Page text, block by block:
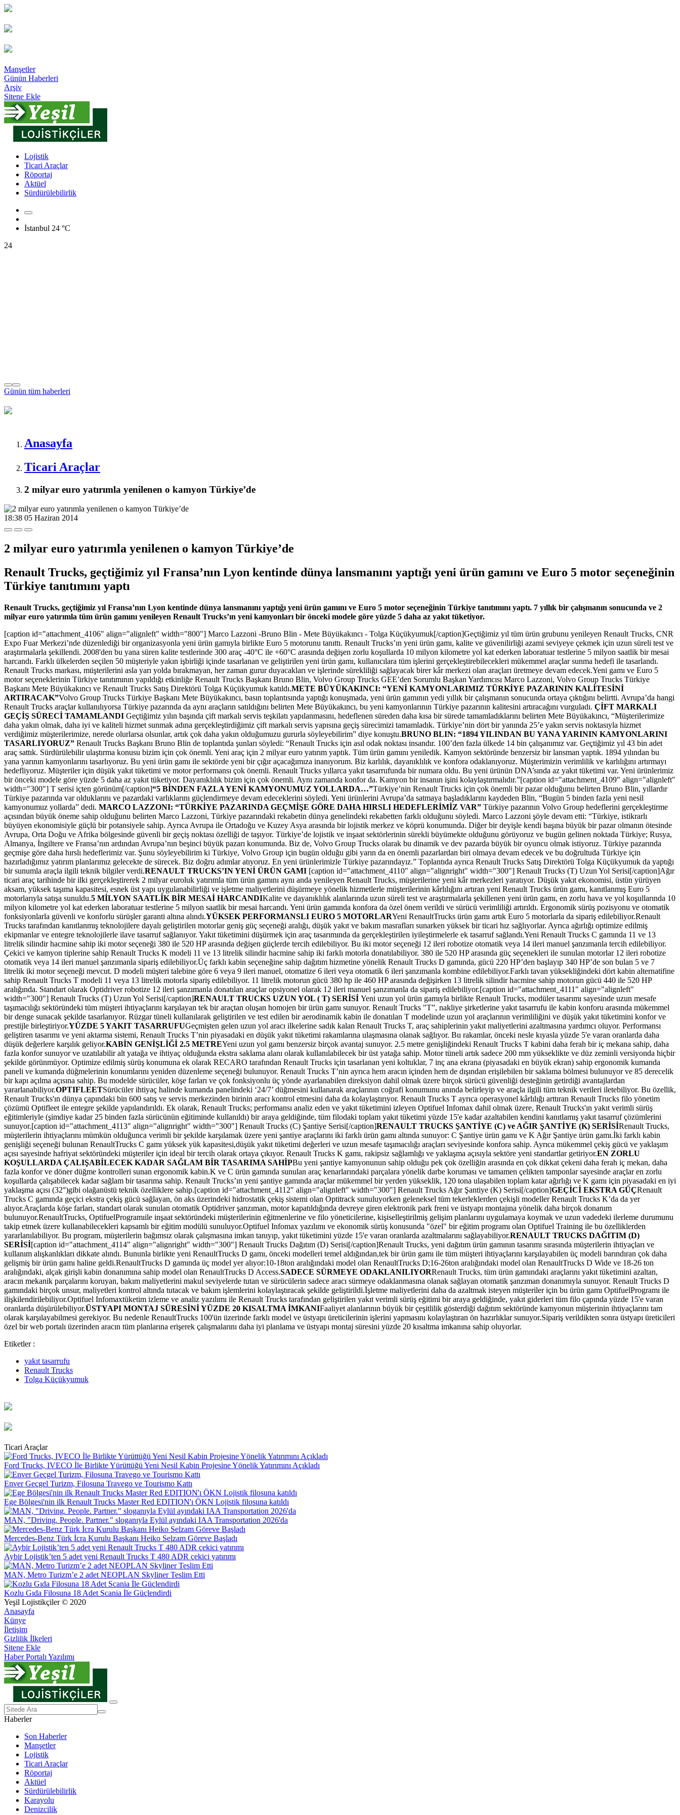
Manşetler
Günün Haberleri
Arşiv
Sitene Ekle
Lojistik
Ticari Araçlar
Röportaj
Aktüel
Sürdürülebilirlik
İstanbul 24 °C
24
Günün tüm haberleri
Anasayfa
Ticari Araçlar
2 milyar euro yatırımla yenilenen o kamyon Türkiye’de
18:38 05 Haziran 2014
2 milyar euro yatırımla yenilenen o kamyon Türkiye’de
Renault Trucks, geçtiğimiz yıl Fransa’nın Lyon kentinde dünya lansmanını yaptığı yeni ürün gamını ve Euro 5 motor seçeneğinin
Türkiye tanıtımını yaptı
Renault Trucks, geçtiğimiz yıl Fransa’nın Lyon kentinde dünya lansmanını yaptığı yeni ürün gamını ve Euro 5 motor seçeneğinin Türkiye tanıtımını yaptı. 7 yıllık bir çalışmanın sonucunda ve 2
milyar euro yatırımla tüm ürün gamını yenileyen Renault Trucks’ın yeni kamyonları bir önceki modele göre yüzde 5 daha az yakıt tüketiyor.
[caption id="attachment_4106" align="alignleft" width="800"] Marco Lazzoni -Bruno Blin - Mete Büyükakıncı - Tolga Küçükyumuk[/caption]Geçtiğimiz yıl tüm ürün grubunu yenileyen Renault Trucks, CNR
Expo Fuar Merkezi’nde düzenlediği bir organizasyonla yeni ürün gamıyla birlikte Euro 5 motorunu tanıttı. Renault Trucks’ın yeni ürün gamı, kalite ve güvenilirliği azami seviyeye çekmek için uzun süreli test ve
araştırmalarla şekillendi. 2008'den bu yana süren kalite testlerinde 300 araç -40°C ile +60°C arasında değişen zorlu koşullarda 10 milyon kilometre yol kat ederken laboratuar testlerine 5 milyon saatlik bir mesai
harcandı. Farklı ülkelerden seçilen 50 müşteriyle yakın işbirliği içinde tasarlanan ve geliştirilen yeni ürün gamı, kullanıcılara tüm işlerini gerçekleştirebilecekleri mükemmel araçlar sunma hedefi ile tasarlandı.
Renault Trucks markası, müşterilerini asla yarı yolda bırakmayan, her zaman gurur duyacakları ve işlerinde sürekliliği sağlayacak birer kâr merkezi olan araçları üretmeye devam edecek.Yeni gamı ve Euro 5
motor seçeneklerinin Türkiye tanıtımının yapıldığı etkinliğe Renault Trucks Başkanı Bruno Blin, Volvo Group Trucks GEE’den Sorumlu Başkan Yardımcısı Marco Lazzoni, Volvo Group Trucks Türkiye
Başkanı Mete Büyükakıncı ve Renault Trucks Satış Direktörü Tolga Küçükyumuk katıldı.METE BÜYÜKAKINCI: “YENİ KAMYONLARIMIZ TÜRKİYE PAZARININ KALİTESİNİ
ARTIRACAK”Volvo Group Trucks Türkiye Başkanı Mete Büyükakıncı, basın toplantısında yaptığı konuşmada, yeni ürün gamının yedi yıllık bir çalışmanın sonucunda ortaya çıktığını belirtti. Avrupa’da hangi
Renault Trucks araçlar kullanılıyorsa Türkiye pazarında da aynı araçların satıldığını belirten Mete Büyükakıncı, bu yeni kamyonlarının Türkiye pazarının kalitesini artıracağını vurguladı. ÇİFT MARKALI
GEÇİŞ SÜRECİ TAMAMLANDI Geçtiğimiz yılın başında çift markalı servis teşkilatı yapılanmasını, hedeflenen süreden daha kısa bir sürede tamamladıklarını belirten Mete Büyükakıncı, “Müşterilerimize
daha yakın olmak, daha iyi ve kaliteli hizmet sunmak adına gerçekleştirdiğimiz çift markalı servis yapısına geçiş sürecimizi tamamladık. Türkiye’nin dört bir yanında 25’e yakın servis noktasıyla hizmet
verdiğimiz müşterilerimize, nerede olurlarsa olsunlar, artık çok daha yakın olduğumuzu gururla söyleyebilirim” diye konuştu.BRUNO BLIN: “1894 YILINDAN BU YANA YARININ KAMYONLARINI
TASARLIYORUZ” Renault Trucks Başkanı Bruno Blin de toplantıda şunları söyledi: “Renault Trucks için asıl odak noktası insandır. 100’den fazla ülkede 14 bin çalışanımız var. Geçtiğimiz yıl 43 bin adet
araç sattık. Sürdürülebilir ulaştırma konusu bizim için çok önemli. Yeni araç için 2 milyar euro yatırım yaptık. Tüm ürün gamını yeniledik. Kamyon sektöründe benzersiz bir lansman yaptık. 1894 yılından bu
yana yarının kamyonlarını tasarlıyoruz. Bu yeni ürün gamı ile sektörde yeni bir çığır açacağımıza inanıyorum. Biz karlılık, dayanıklılık ve konfora odaklanıyoruz. Müşterimizin verimlilik ve karlılığını artırmayı
hedefliyoruz. Müşteriler için düşük yakıt tüketimi ve motor performansı çok önemli. Renault Trucks yıllarca yakıt tasarrufunda bir numara oldu. Bu yeni ürünün DNA’sında az yakıt tüketimi var. Yeni ürünlerimiz
bir önceki modele göre yüzde 5 daha az yakıt tüketiyor. Dayanıklılık bizim için çok önemli. Aynı zamanda konfor da. Kamyon bir insanın işini kolaylaştırmalıdır.”[caption id="attachment_4109" align="alignleft"
width="300"] T serisi içten görünüm[/caption]“5 BİNDEN FAZLA YENİ KAMYONUMUZ YOLLARDA…”Türkiye’nin Renault Trucks için çok önemli bir pazar olduğunu belirten Bruno Blin, yıllardır
Türkiye pazarında var olduklarını ve pazardaki varlıklarını güçlendirmeye devam edeceklerini söyledi. Yeni ürünlerini Avrupa’da satmaya başladıklarını kaydeden Blin, “Bugün 5 binden fazla yeni nesil
kamyonumuz yollarda” dedi. MARCO LAZZONI: “TÜRKİYE PAZARINDA GEÇMİŞE GÖRE DAHA HIRSLI HEDEFLERİMİZ VAR” Türkiye pazarının Volvo Group hedeflerini gerçekleştirme
açısından büyük öneme sahip olduğunu belirten Marco Lazzoni, Türkiye pazarındaki rekabetin dünya genelindeki rekabetten farklı olduğunu söyledi. Marco Lazzoni şöyle devam etti: “Türkiye, istikrarlı
büyüyen ekonomisiyle güçlü bir potansiyele sahip. Ayrıca Avrupa ile Ortadoğu ve Kuzey Asya arasında bir lojistik merkez ve köprü konumunda. Diğer bir deyişle kendi başına büyük bir pazar olmanın ötesinde
Avrupa, Orta Doğu ve Afrika bölgesinde güvenli bir geçiş noktası özelliği de taşıyor. Türkiye’de lojistik ve inşaat sektörlerinin sürekli büyümekte olduğunu görüyoruz ve bugün gelinen noktada Türkiye; Rusya,
Almanya, İngiltere ve Fransa’nın ardından Avrupa’nın beşinci büyük pazarı konumunda. Biz de, Volvo Group Trucks olarak bu dinamik ve dev pazarda büyük bir oyuncu olmak istiyoruz. Türkiye pazarında
geçmişe göre daha hırslı hedeflerimiz var. Şunu söyleyebilirim ki Türkiye, Volvo Group için bugün olduğu gibi yarın da en önemli pazarlardan biri olmaya devam edecek ve bu doğrultuda Türkiye için
hazırladığımız yatırım planlarımız gelecekte de sürecek. Biz doğru adımlar atıyoruz. En yeni ürünlerimizle Türkiye pazarındayız.” Toplantıda ayrıca Renault Trucks Satış Direktörü Tolga Küçükyumuk da yaptığı
bir sunumla araçla ilgili teknik bilgiler verdi.RENAULT TRUCKS’IN YENİ ÜRÜN GAMI [caption id="attachment_4110" align="alignright" width="300"] Renault Trucks (T) Uzun Yol Serisi[/caption]Ağır
ticari araç tarihinde bir ilki gerçekleştirerek 2 milyar euroluk yatırımla tüm ürün gamını aynı anda yenileyen Renault Trucks, müşterilerine yeni kâr merkezleri yaratıyor. Düşük yakıt ekonomisi, üstün yürüyen
aksam, yüksek taşıma kapasitesi, esnek üst yapı uygulanabilirliği ve işletme maliyetlerini düşürmeye yönelik hizmetlerle müşterilerinin kârlılığını artıran yeni Renault Trucks ürün gamı, kanıtlanmış Euro 5
motorlarıyla satışa sunuldu.5 MİLYON SAATLİK BİR MESAİ HARCANDIKalite ve dayanıklılık alanlarında uzun süreli test ve araştırmalarla şekillenen yeni ürün gamı, en zorlu hava ve yol koşullarında 10
milyon kilometre yol kat ederken laboratuar testlerine 5 milyon saatlik bir mesai harcandı. Yeni ürün gamında konfora da özel önem verildi ve sürücü verimliliği artırıldı. Ergonomik sürüş pozisyonu ve otomatik
fonksiyonlarla güvenli ve konforlu sürüşler garanti altına alındı.YÜKSEK PERFORMANSLI EURO 5 MOTORLARYeni RenaultTrucks ürün gamı artık Euro 5 motorlarla da sipariş edilebiliyor.Renault
Trucks tarafından kanıtlanmış teknolojilere dayalı geliştirilen motorlar geniş güç seçeneği aralığı, düşük yakıt ve bakım masrafları sunarken yüksek bir ticari hız sağlıyorlar. Ayrıca ağırlığı optimize edilmiş
ekipmanlar ve entegre teknolojilerle ilave tasarruf sağlanıyor. Yakıt tüketimini düşürmek için araç tasarımında da gerçekleştirilen iyileştirmelerle ek tasarruf sağlandı.Yeni Renault Trucks C gamında 11 ve 13
litrelik silindir hacmine sahip iki motor seçeneği 380 ile 520 HP arasında değişen güçlerde tercih edilebiliyor. Bu iki motor seçeneği 12 ileri robotize otomatik veya 14 ileri manuel şanzımanla tercih edilebiliyor.
Çekici ve kamyon tiplerine sahip Renault Trucks K modeli 11 ve 13 litrelik silindir hacmine sahip iki farklı motorla donatılabiliyor. 380 ile 520 HP arasında güç seçenekleri ile sunulan motorlar 12 ileri robotize
otomatik veya 14 ileri manuel şanzımanla sipariş edilebiliyor.Üç farklı kabin seçeneğine sahip dağıtım hizmetine yönelik Renault Trucks D gamında, gücü 220 HP’den başlayıp 340 HP’de son bulan 5 ve 7
litrelik iki motor seçeneği mevcut. D modeli müşteri talebine göre 6 veya 9 ileri manuel, otomatize 6 ileri veya otomatik 6 ileri şanzımanla kombine edilebiliyor.Farklı tavan yüksekliğindeki dört kabin alternatifine
sahip Renault Trucks T modeli 11 veya 13 litrelik motorla sipariş edilebiliyor. 11 litrelik motorun gücü 380 hp ile 460 HP arasında değişirken 13 litrelik silindir hacmine sahip motorun gücü 440 ile 520 HP
aralığında. Standart olarak Optidriver robotize 12 ileri şanzımanla donatılan araçlar opsiyonel olarak 12 ileri manuel şanzımanla da sipariş edilebiliyor.[caption id="attachment_4111" align="alignleft"
width="300"] Renault Trucks (T) Uzun Yol Serisi[/caption]RENAULT TRUCKS UZUN YOL ( T) SERİSİ Yeni uzun yol ürün gamıyla birlikte Renault Trucks, modüler tasarımı sayesinde uzun mesafe
taşımacılığı sektöründeki tüm müşteri ihtiyaçlarını karşılayan tek bir araçtan oluşan homojen bir ürün gamı sunuyor. Renault Trucks "T”, nakliye şirketlerine yakıt tasarrufu ile kabin konforu arasında mükemmel
bir denge sunacak şekilde tasarlanıyor. Rüzgar tüneli kullanılarak geliştirilen ve test edilen bir aerodinamik kabin ile donatılan T modelinde uzun yol araçlarının verimliliğini ve düşük yakıt tüketimini konfor ve
prestijle birleştiriyor.YÜZDE 5 YAKIT TASARRUFUGeçmişten gelen uzun yol aracı ilkelerine sadık kalan Renault Trucks T, araç sahiplerinin yakıt maliyetlerini azaltmasına yardımcı oluyor. Performansı
geliştiren tasarımı ve yeni aktarma sistemi, Renault Trucks T’nin piyasadaki en düşük yakıt tüketimi rakamlarına ulaşmasına olanak sağlıyor. Bu rakamlar, önceki nesle kıyasla yüzde 5'e varan oranlarda daha
düşük değerlere karşılık geliyor.KABİN GENİŞLİĞİ 2.5 METREYeni uzun yol gamı benzersiz birçok avantaj sunuyor. 2.5 metre genişliğindeki Renault Trucks T kabini daha ferah bir iç mekana sahip, daha
fazla konfor sunuyor ve uzatılabilir alt yatağa ve ihtiyaç olduğunda ekstra saklama alanı olarak kullanılabilecek bir üst yatağa sahip. Motor tüneli artık sadece 200 mm yükseklikte ve düz zeminli versiyonda hiçbir
şekilde görünmüyor. Optimize edilmiş sürüş konumuna ek olarak RECARO tarafından Renault Trucks için tasarlanan yeni koltuklar, 7 inç ana ekrana (piyasadaki en büyük ekran) sahip ergonomik kumanda
paneli ve kumanda düğmelerinin konumlarını yeniden düzenleme seçeneği bulunuyor. Renault Trucks T’nin ayrıca hem aracın içinden hem de dışından erişilebilen bir saklama bölmesi bulunuyor ve 85 derecelik
bir kapı açılma açısına sahip. Bu modelde sürücüler, köşe farları ve çok fonksiyonlu üç yönde ayarlanabilen direksiyon dahil olmak üzere birçok sürücü güvenliği desteğinin getirdiği avantajlardan
yararlanabiliyor.OPTIFLEETSürücüler ihtiyaç halinde kumanda panelindeki ‘24/7’ düğmesini kullanarak araçlarının coğrafi konumunu anında belirleyip ve araçla ilgili tüm teknik verileri iletebiliyor. Bu özellik,
Renault Trucks'ın dünya çapındaki bin 600 satış ve servis merkezinden birinin aracı kontrol etmesini daha da kolaylaştırıyor. Renault Trucks T ayrıca operasyonel kârlılığı arttıran Renault Trucks filo yönetim
çözümü Optifleet ile entegre şekilde yapılandırıldı. Ek olarak, Renault Trucks; performansı analiz eden ve yakıt tüketimini izleyen Optifuel Infomax dahil olmak üzere, Renault Trucks'ın yakıt verimli sürüş
eğitimleriyle (şimdiye kadar 25 binden fazla sürücünün eğitiminde kullanıldı) bir araya geldiğinde, tüm filodaki toplam yakıt tüketimi yüzde 15'e kadar azaltabilen kendini kanıtlamış yakıt tasarruf çözümlerini
sunuyor.[caption id="attachment_4113" align="alignright" width="300"] Renault Trucks (C) Şantiye Serisi[/caption]RENAULT TRUCKS ŞANTİYE (C) ve AĞIR ŞANTİYE (K) SERİSİRenault Trucks,
müşterilerin ihtiyaçlarını mümkün olduğunca verimli bir şekilde karşılamak üzere yeni şantiye araçlarını iki farklı ürün gamı altında sunuyor: C Şantiye ürün gamı ve K Ağır Şantiye ürün gamı.İki farklı kabin
genişliği seçeneği bulunan RenaultTrucks C gamı yüksek yük kapasitesi,düşük yakıt tüketimi değerleri ve uzun mesafe taşımacılığı araçları seviyesinde konfora sahip. Ayrıca mükemmel çekiş gücü ve yaklaşım
açısı sayesinde hafriyat sektöründeki müşteriler için ideal bir tercih olarak ortaya çıkıyor. Renault Trucks K gamı, rakipsiz sağlamlığı ve yaklaşma açısıyla sektöre yeni standartlar getiriyor.EN ZORLU
KOŞULLARDA ÇALIŞABİLECEK KADAR SAĞLAM BİR TASARIMA SAHİPBu yeni şantiye kamyonunun sahip olduğu pek çok özelliğin arasında en çok dikkat çekeni daha ferah iç mekan, daha
fazla konfor ve döner düğme kontrolleri sunan ergonomik kabin.K ve C ürün gamında sunulan araç kenarlarındaki parçalara yönelik darbe koruması ve tamamen çelikten tamponlar sayesinde araçlar en zorlu
koşullarda çalışabilecek kadar sağlam bir tasarıma sahip. Renault Trucks’ın yeni şantiye gamında araçlar mükemmel bir yerden yükseklik, 120 tona ulaşabilen toplam katar ağırlığı ve K gamı için piyasadaki en iyi
yaklaşma açısı (32°)gibi olağanüstü teknik özelliklere sahip.[caption id="attachment_4112" align="alignleft" width="300"] Renault Trucks Ağır Şantiye (K) Serisi[/caption]GEÇİCİ EKSTRA GÜÇRenault
Trucks C gamında geçici ekstra çekiş gücü sağlayan, ön aks üzerindeki hidrostatik çekiş sistemi olan Optitrack sunuluyorken geleneksel tüm tekerleklerden çekişli modeller Renault Trucks K’da da yer
alıyor.Araçlarda köşe farları, standart olarak sunulan otomatik Optidriver şanzıman, motor kapatıldığında devreye giren elektronik park freni ve üstyapı montajına yönelik daha birçok donanım
bulunuyor.RenaultTrucks, OptifuelProgramıile inşaat sektöründeki müşterilerinin eğitmenlerine ve filo yöneticilerine, kişiselleştirilmiş gelişim planlarını uygulamaya koymak ve uzun vadedeki ilerleme durumunu
takip etmek üzere kullanabilecekleri kapsamlı bir eğitim modülü sunuluyor.Optifuel Infomax yazılımı ve ekonomik sürüş konusunda "özel" bir eğitim programı olan Optifuel Training ile bu özelliklerden
yararlanılabiliyor. Bu program, müşterilerin bağımsız olarak çalışmasına imkan tanıyıp, yakıt tüketimini yüzde 15'e varan oranlarda azaltmalarını sağlayabiliyor.RENAULT TRUCKS DAĞITIM (D)
SERİSİ[caption id="attachment_4114" align="alignright" width="300"] Renault Trucks Dağıtım (D) Serisi[/caption]Renault Trucks, yeni dağıtım ürün gamının tasarımı sırasında müşterilerin ihtiyaçları ve
kullanım alışkanlıkları dikkate alındı. Bununla birlikte yeni RenaultTrucks D gamı, önceki modelleri temel aldığından,tek bir ürün gamı ile tüm müşteri ihtiyaçlarını karşılayabilen üç modeli barındıran çok daha
gelişmiş bir ürün gamı haline geldi.RenaultTrucks D gamında üç model yer alıyor:10-18ton aralığındaki model olan RenaultTrucks D;16-26ton aralığındaki model olan RenaultTrucks D Wide ve 18-26 ton
aralığındaki, alçak girişli kabin donanımına sahip model olan RenaultTrucks D Access.SADECE SÜRMEYE ODAKLANILIYORRenault Trucks, tüm ürün gamındaki araçlarını yakıt tüketimini azaltan,
aracın mekanik parçalarını koruyan, bakım maliyetlerini makul seviyelerde tutan ve sürücülerin sadece aracı sürmeye odaklanmasına olanak sağlayan otomatik şanzıman donanımıyla sunuyor. Renault Trucks D
gamındaki birçok unsur, maliyetleri kontrol altında tutacak ve bakım işlemlerini kolaylaştıracak şekilde geliştirildi.İşletme maliyetlerini daha da azaltmak isteyen müşteriler için bu ürün gamı OptifuelProgramı ile
ilişkilendirilebiliyor.Optifuel Infomaxtüketim izleme ve analiz yazılımı ile Renault Trucks tarafından geliştirilen yakıt verimli sürüş eğitimi bir araya geldiğinde, yakıt giderleri tüm filo çapında yüzde 15'e varan
oranlarda düşürülebiliyor.ÜSTYAPI MONTAJ SÜRESİNİ YÜZDE 20 KISALTMA İMKANIFaaliyet alanlarının büyük bir çeşitlilik gösterdiği dağıtım sektöründe kamyonun müşterinin ihtiyaçlarını tam
olarak karşılayabilmesi gerekiyor. Bu nedenle RenaultTrucks 100'ün üzerinde farklı model ve üstyapı üreticilerinin işlerini yapmasını kolaylaştıran ön hazırlıklar sunuyor.Sipariş verildikten sonra üstyapı üreticileri
özel bir web portalı üzerinden aracın tüm planlarına erişerek çalışmalarını daha iyi planlama ve üstyapı montaj süresini yüzde 20 kısaltma imkanına sahip oluyorlar.
Etiketler :
yakıt tasarrufu
Renault Trucks
Tolga Küçükyumuk
Ticari Araçlar
Ford Trucks, IVECO İle Birlikte Yürüttüğü Yeni Nesil Kabin Projesine Yönelik Yatırımını Açıkladı
Enver Geçgel Turizm, Filosuna Travego ve Tourismo Kattı
Ege Bölgesi'nin ilk Renault Trucks Master Red EDITION'ı ÖKN Lojistik filosuna katıldı
MAN, "Driving. People. Partner." sloganıyla Eylül ayındaki IAA Transportation 2026'da
Mercedes-Benz Türk İcra Kurulu Başkanı Heiko Selzam Göreve Başladı
Aybir Lojistik’ten 5 adet yeni Renault Trucks T 480 ADR çekici yatırımı
MAN, Metro Turizm’e 2 adet NEOPLAN Skyliner Teslim Etti
Kozlu Gıda Filosuna 18 Adet Scania İle Güçlendirdi
Yeşil Lojistikçiler © 2020
Anasayfa
Künye
İletişim
Gizlilik İlkeleri
Sitene Ekle
Haber Portalı Yazılımı
Haberler
Son Haberler
Manşetler
Lojistik
Ticari Araçlar
Röportaj
Aktüel
Sürdürülebilirlik
Karayolu
Denizcilik